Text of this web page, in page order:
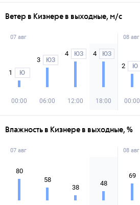
Ветер в Кизнере в выходные, м/с
07 авг
1 Ю
00:00
3 ЮЗ
06:00
4 ЮЗ
12:00
4 ЮЗ
18:00
08 авг
2 Ю
00:00
Влажность в Кизнере в выходные, %
07 авг
80
58
38
48
08 авг
69